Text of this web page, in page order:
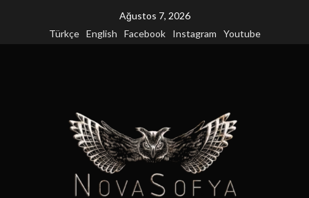
Ağustos 7, 2026
Türkçe
English Facebook Instagram Youtube